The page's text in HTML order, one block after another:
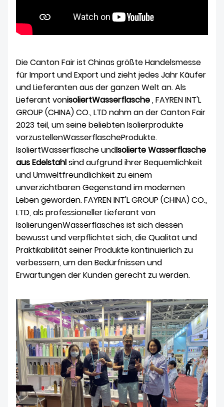
Die Canton Fair ist Chinas größte Handelsmesse
für Import und Export und zieht jedes Jahr Käufer
und Lieferanten aus der ganzen Welt an. Als
Lieferant vonisoliertWasserflasche, FAYREN INT'L
GROUP (CHINA) CO., LTD nahm an der Canton Fair
2023 teil, um seine beliebten Isolierprodukte
vorzustellenWasserflascheProdukte.
IsoliertWasserflasche undIsolierte Wasserflasche
aus Edelstahlsind aufgrund ihrer Bequemlichkeit
und Umweltfreundlichkeit zu einem
unverzichtbaren Gegenstand im modernen
Leben geworden. FAYREN INT'L GROUP (CHINA) CO.,
LTD, als professioneller Lieferant von
IsolierungenWasserflasches ist sich dessen
bewusst und verpflichtet sich, die Qualität und
Praktikabilität seiner Produkte kontinuierlich zu
verbessern, um den Bedürfnissen und
Erwartungen der Kunden gerecht zu werden.